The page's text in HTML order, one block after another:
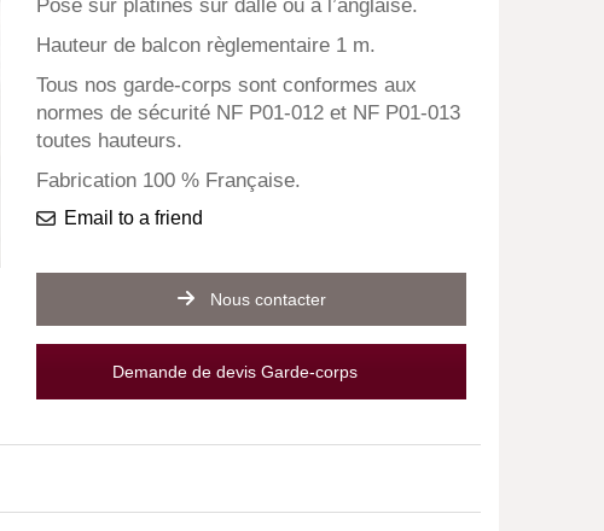
Pose sur platines sur dalle ou à l’anglaise.
Hauteur de balcon règlementaire 1 m.
Tous nos garde-corps sont conformes aux
normes de sécurité NF P01-012 et NF P01-013
toutes hauteurs.
Fabrication 100 % Française.
Email to a friend
Nous contacter
Demande de devis Garde-corps